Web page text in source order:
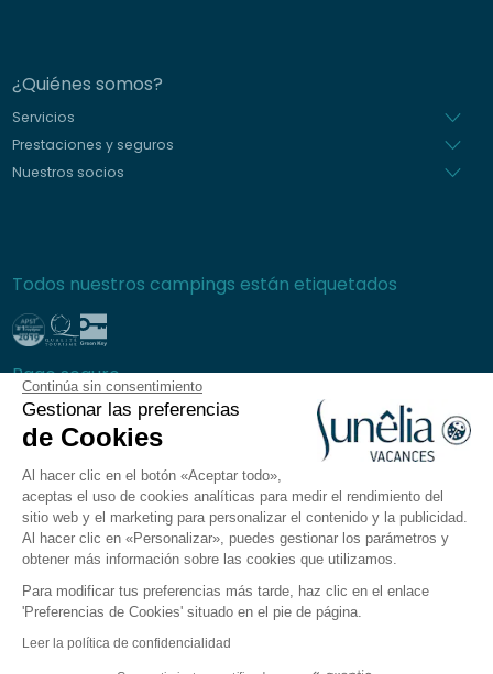
Continúa sin consentimiento
Gestionar las preferencias
de Cookies
Al hacer clic en el botón «Aceptar todo»,
aceptas el uso de cookies analíticas para medir el rendimiento del
sitio web y el marketing para personalizar el contenido y la publicidad.
Al hacer clic en «Personalizar», puedes gestionar los parámetros y
obtener más información sobre las cookies que utilizamos.
Para modificar tus preferencias más tarde, haz clic en el enlace
'Preferencias de Cookies' situado en el pie de página.
Leer la política de confidencialidad
¿Quiénes somos?
Servicios
Prestaciones y seguros
Nuestros socios
Todos nuestros campings están etiquetados
Pago seguro
Preguntas frecuentes
Condiciones generales de venta
Política de privacidad
Aviso legal
Plano del sitio
Preferencias de cookies
La aplicación Sunêlia